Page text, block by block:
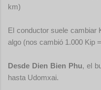
km)
El conductor suele cambiar
algo (nos cambió 1.000 Kip
Desde Dien Bien Phu, el
hasta Udomxai.